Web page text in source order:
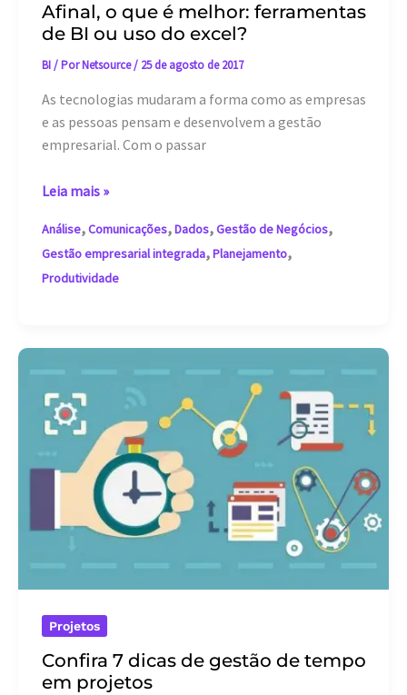
Afinal, o que é melhor: ferramentas
de BI ou uso do excel?
BI/ PorNetsource/ 25 de agosto de 2017
As tecnologias mudaram a forma como as empresas
e as pessoas pensam e desenvolvem a gestão
empresarial. Com o passar
Afinal,
que
é
melhor:
BI
uso
do
excel?
Leia mais »
Análise,Comunicações,Dados,Gestão de Negócios,
Gestão empresarial integrada,Planejamento,
Produtividade
Projetos
Confira 7 dicas de gestão de tempo
em projetos